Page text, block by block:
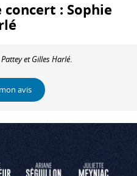
: Sophie
et Gilles Harlé.
avis